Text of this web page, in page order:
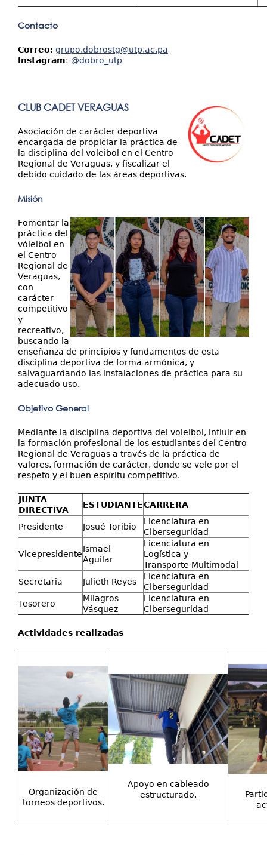
Contacto
Correo: grupo.dobrostg@utp.ac.pa
Instagram: @dobro_utp
CLUB CADET VERAGUAS
Asociación de carácter deportiva
encargada de propiciar la práctica de
la disciplina del voleibol en el Centro
Regional de Veraguas, y fiscalizar el
debido cuidado de las áreas deportivas.
Misión
Fomentar la
práctica del
vóleibol en
el Centro
Regional de
Veraguas,
con
carácter
competitivo
y
recreativo,
buscando la
enseñanza de principios y fundamentos de esta
disciplina deportiva de forma armónica, y
salvaguardando las instalaciones de práctica para su
adecuado uso.
Objetivo General
Mediante la disciplina deportiva del voleibol, influir en
la formación profesional de los estudiantes del Centro
Regional de Veraguas a través de la práctica de
valores, formación de carácter, donde se vele por el
respeto y el buen espíritu competitivo.
JUNTA
DIRECTIVA
ESTUDIANTECARRERA
Presidente Josué Toribio
Licenciatura en
Ciberseguridad
Vicepresidente
Ismael
Aguilar
Licenciatura en
Logística y
Transporte Multimodal
Secretaria
Julieth Reyes
Licenciatura en
Ciberseguridad
Tesorero
Milagros
Vásquez
Licenciatura en
Ciberseguridad
Actividades realizadas
Organización de
torneos deportivos.
Apoyo en cableado
estructurado.